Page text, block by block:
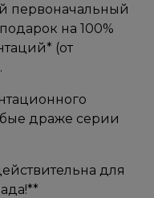
первоначальный
на 100%
(от
драже серии
для